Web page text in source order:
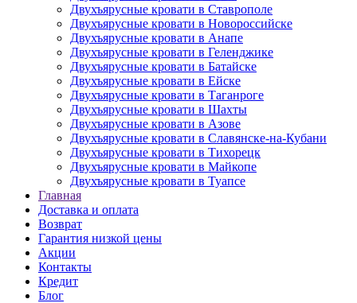
Двухъярусные кровати в Ставрополе
Двухъярусные кровати в Новороссийске
Двухъярусные кровати в Анапе
Двухъярусные кровати в Геленджике
Двухъярусные кровати в Батайске
Двухъярусные кровати в Ейске
Двухъярусные кровати в Таганроге
Двухъярусные кровати в Шахты
Двухъярусные кровати в Азове
Двухъярусные кровати в Славянске-на-Кубани
Двухъярусные кровати в Тихорецк
Двухъярусные кровати в Майкопе
Двухъярусные кровати в Туапсе
Главная
Доставка и оплата
Возврат
Гарантия низкой цены
Акции
Контакты
Кредит
Блог